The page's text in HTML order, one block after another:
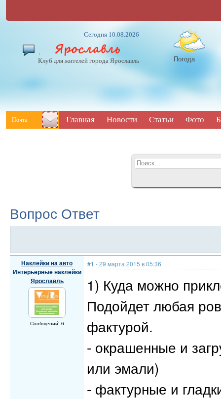
Сегодня 10.08.2026
Клуб для жителей города Ярославль Погода
Почта Главная Новости Статьи Фото
Вопрос Ответ
Наклейки на авто
Интерьерные наклейки
Ярославль
Сообщений: 6
#1 - 29 марта 2015 в 05:36
1) Куда можно
Подойдет любая
фактурой.
- окрашенные и
или эмали)
- фактурные и